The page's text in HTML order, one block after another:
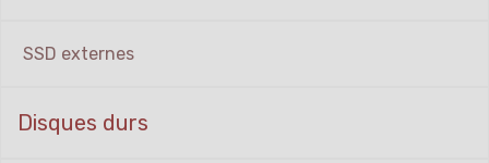
SSD externes
Disques durs